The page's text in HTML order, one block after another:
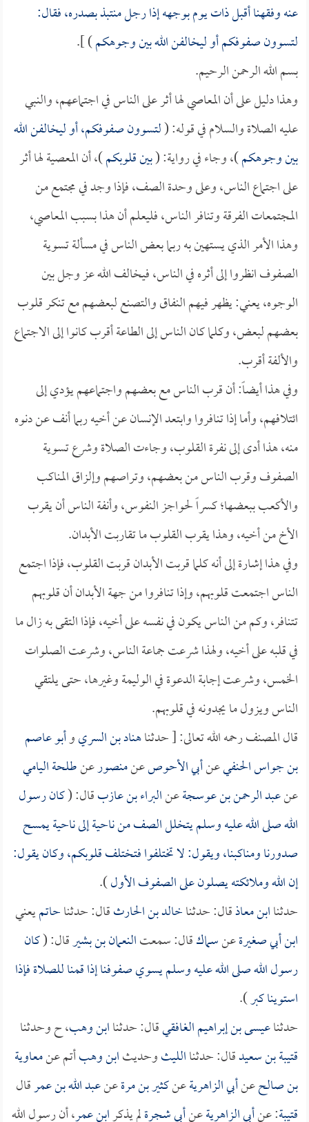
عنه وفقهنا أقبل ذات يوم بوجهه إذا رجل منتبذ بصدره، فقال:
لتسوون صفوفكم أو ليخالفن الله بين وجوهكم) ].
بسم الله الرحمن الرحيم.
وهذا دليل على أن المعاصي لها أثر على الناس في اجتماعهم، والنبي
عليه الصلاة والسلام في قوله: (لتسوون صفوفكم، أو ليخالفن الله
بين وجوهكم)، وجاء في رواية: (بين قلوبكم)، أن المعصية لها أثر
على اجتماع الناس، وعلى وحدة الصف، فإذا وجد في مجتمع من
المجتمعات الفرقة وتنافر الناس، فليعلم أن هذا بسبب المعاصي،
وهذا الأمر الذي يستهين به ربما بعض الناس في مسألة تسوية
الصفوف انظروا إلى أثره في الناس، فيخالف الله عز وجل بين
الوجوه، يعني: يظهر فيهم النفاق والتصنع لبعضهم مع تنكر قلوب
بعضهم لبعض، وكلما كان الناس إلى الطاعة أقرب كانوا إلى الاجتماع
والألفة أقرب.
وفي هذا أيضاً: أن قرب الناس مع بعضهم واجتماعهم يؤدي إلى
ائتلافهم، وأما إذا تنافروا وابتعد الإنسان عن أخيه ربما أنف عن دنوه
منه، هذا أدى إلى نفرة القلوب، وجاءت الصلاة وشرع تسوية
الصفوف وقرب الناس من بعضهم، وتراصهم وإلزاق المناكب
والأكعب ببعضها؛ كسراً لحواجز النفوس، وأنفة الناس أن يقرب
الأخ من أخيه، وهذا يقرب القلوب ما تقاربت الأبدان.
وفي هذا إشارة إلى أنه كلما قربت الأبدان قربت القلوب، فإذا اجتمع
الناس اجتمعت قلوبهم، وإذا تنافروا من جهة الأبدان أن قلوبهم
تتنافر، وكم من الناس يكون في نفسه على أخيه، فإذا التقى به زال ما
في قلبه على أخيه، ولهذا شرعت جماعة الناس، وشرعت الصلوات
الخمس، وشرعت إجابة الدعوة في الوليمة وغيرها، حتى يلتقي
الناس ويزول ما يجدونه في قلوبهم.
قال المصنف رحمه الله تعالى: [ حدثناهناد بن السريوأبو عاصم
بن جواس الحنفيعنأبي الأحوصعنمنصورعنطلحة اليامي
عنعبد الرحمن بن عوسجةعنالبراء بن عازبقال: (كان رسول
الله صلى الله عليه وسلم يتخلل الصف من ناحية إلى ناحية يمسح
صدورنا ومناكبنا، ويقول: لا تختلفوا فتختلف قلوبكم، وكان يقول:
إن الله وملائكته يصلون على الصفوف الأول).
حدثناابن معاذقال: حدثناخالد بن الحارثقال: حدثناحاتميعني
ابن أبي صغيرةعنسماكقال: سمعتالنعمان بن بشيرقال: (كان
رسول الله صلى الله عليه وسلم يسوي صفوفنا إذا قمنا للصلاة فإذا
استوينا كبر).
حدثناعيسى بن إبراهيم الغافقيقال: حدثناابن وهب، ح وحدثنا
قتيبة بن سعيدقال: حدثناالليثوحديثابن وهبأتم عنمعاوية
بن صالحعنأبي الزاهريةعنكثير بن مرةعنعبد الله بن عمرقال
قتيبة: عنأبي الزاهريةعنأبي شجرةلم يذكرابن عمر، أن رسول الله